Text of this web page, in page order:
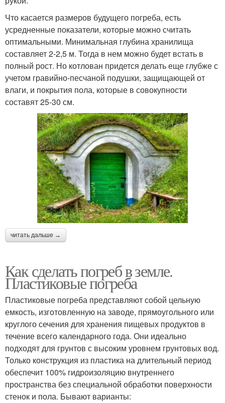
Что касается размеров будущего погреба, есть
усредненные показатели, которые можно считать
оптимальными. Минимальная глубина хранилища
составляет 2-2,5 м. Тогда в нем можно будет встать в
полный рост. Но котлован придется делать еще глубже с
учетом гравийно-песчаной подушки, защищающей от
влаги, и покрытия пола, которые в совокупности
составят 25-30 см.
читать дальше →
Как сделать погреб в земле.
Пластиковые погреба
Пластиковые погреба представляют собой цельную
емкость, изготовленную на заводе, прямоугольного или
круглого сечения для хранения пищевых продуктов в
течение всего календарного года. Они идеально
подходят для грунтов с высоким уровнем грунтовых вод.
Только конструкция из пластика на длительный период
обеспечит 100% гидроизоляцию внутреннего
пространства без специальной обработки поверхности
стенок и пола. Бывают варианты: